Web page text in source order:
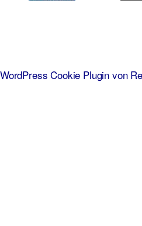
WordPress Cookie Plugin von